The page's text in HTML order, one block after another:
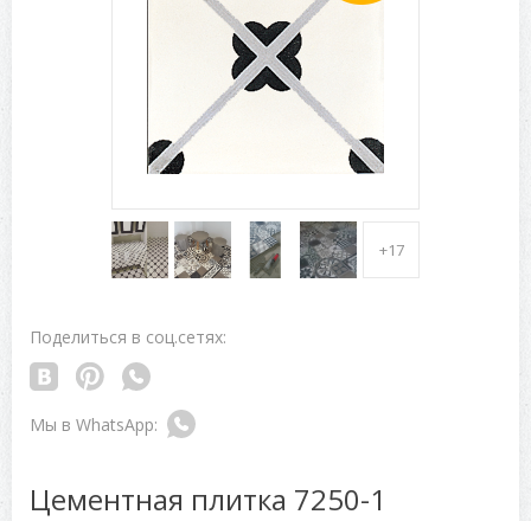
+17
Поделиться в соц.сетях:
Цементная плитка 7250-1